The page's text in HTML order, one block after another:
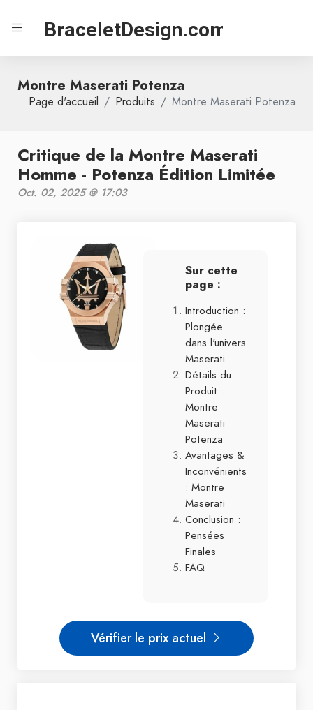
BraceletDesign.com
Montre Maserati Potenza
Page d'accueil Produits Montre Maserati Potenza
Critique de la Montre Maserati
Homme - Potenza Édition Limitée
Oct. 02, 2025 @ 17:03
Sur cette
page :
Introduction :
Plongée
dans l'univers
Maserati
Détails du
Produit :
Montre
Maserati
Potenza
Avantages &
Inconvénients
: Montre
Maserati
Conclusion :
Pensées
Finales
FAQ
Vérifier le prix actuel